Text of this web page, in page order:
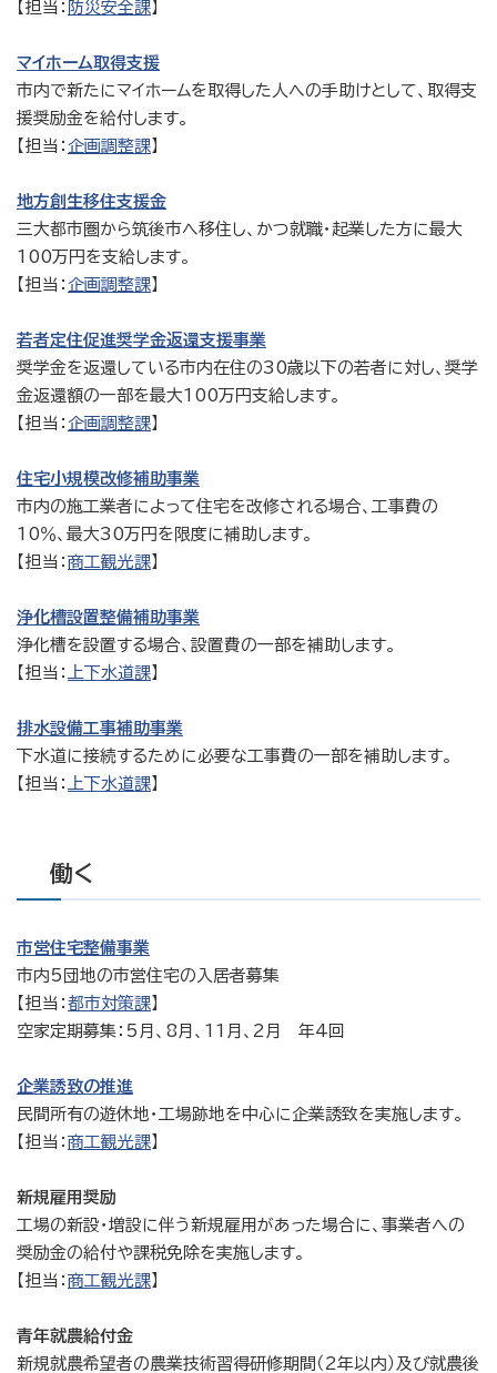
【担当： 防災安全課】
マイホーム取得支援
市内で新たにマイホームを取得した人への手助けとして、取得支
援奨励金を給付します。
【担当： 企画調整課】
地方創生移住支援金
三大都市圏から筑後市へ移住し、かつ就職・起業した方に最大
100万円を支給します。
【担当： 企画調整課】
若者定住促進奨学金返還支援事業
奨学金を返還している市内在住の30歳以下の若者に対し、奨学
金返還額の一部を最大100万円支給します。
【担当： 企画調整課】
住宅小規模改修補助事業
市内の施工業者によって住宅を改修される場合、工事費の
10％、最大30万円を限度に補助します。
【担当： 商工観光課】
浄化槽設置整備補助事業
浄化槽を設置する場合、設置費の一部を補助します。
【担当：
上下水道課】
排水設備工事補助事業
下水道に接続するために必要な工事費の一部を補助します。
【担当：
上下水道課】
働く
市営住宅整備事業
市内5団地の市営住宅の入居者募集
【担当： 都市対策課】
空家定期募集：5月、8月、11月、2月 年4回
企業誘致の推進
民間所有の遊休地・工場跡地を中心に企業誘致を実施します。
【担当： 商工観光課】
新規雇用奨励
工場の新設・増設に伴う新規雇用があった場合に、事業者への
奨励金の給付や課税免除を実施します。
【担当： 商工観光課】
青年就農給付金
新規就農希望者の農業技術習得研修期間（2年以内）及び就農後